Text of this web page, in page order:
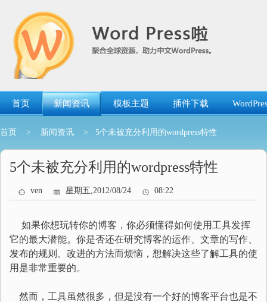
首页 新闻资讯 模板主题 插件下载
首页 > 新闻资讯 > 5个未被充分利用的wordpress特性
5个未被充分利用的wordpress特性
ven 星期五,2012/08/24 08:22
如果你想玩转你的博客，你必须懂得如何使用工具发挥
它的最大潜能。你是否还在研究博客的运作、文章的写作、
发布的规则、改进的方法而烦恼，想解决这些了解工具的使
用是非常重要的。
然而，工具虽然很多，但是没有一个好的博客平台也是不